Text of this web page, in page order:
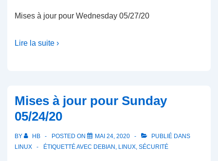
Mises à jour pour Wednesday 05/27/20
Lire la suite ›
Mises à jour pour Sunday
05/24/20
BY HB POSTED ON MAI 24, 2020
PUBLIÉ DANS
LINUX
ÉTIQUETTÉ AVEC DEBIAN , LINUX, SÉCURITÉ